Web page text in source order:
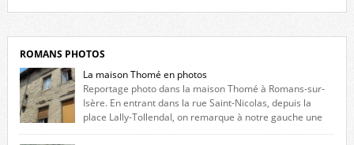
ROMANS PHOTOS
La maison Thomé en photos
Reportage photo dans la maison Thomé à Romans-sur-
Isère. En entrant dans la rue Saint-Nicolas, depuis la
place Lally-Tollendal, on remarque à notre gauche une
maison construite au XVIè siècle. Les deux façades sont ornées de